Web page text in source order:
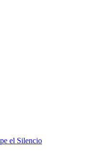
el Silencio